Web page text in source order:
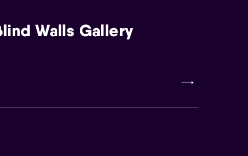
Walls Gallery